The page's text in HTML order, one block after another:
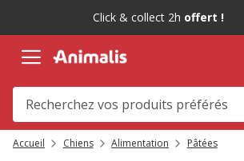
message,
Click & collect 2h offert !
Accueil Chiens Alimentation Pâtées